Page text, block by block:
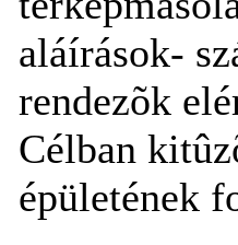
aláírások-
rendezõk
Célban
épületének